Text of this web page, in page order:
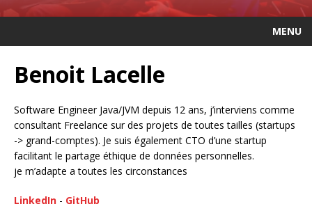
MENU
Benoit Lacelle
Software Engineer Java/JVM depuis 12 ans, j’interviens comme
consultant Freelance sur des projets de toutes tailles (startups
-> grand-comptes). Je suis également CTO d’une startup
facilitant le partage éthique de données personnelles.
je m’adapte a toutes les circonstances
LinkedIn - GitHub